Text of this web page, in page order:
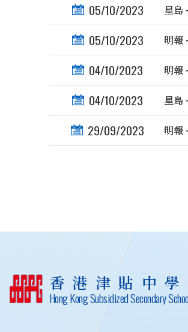
05/10/2023 星島
05/10/2023 明報
04/10/2023 明報
04/10/2023 星島
29/09/2023 明報
香港津貼中學
Hong Kong Subsidized Secondary